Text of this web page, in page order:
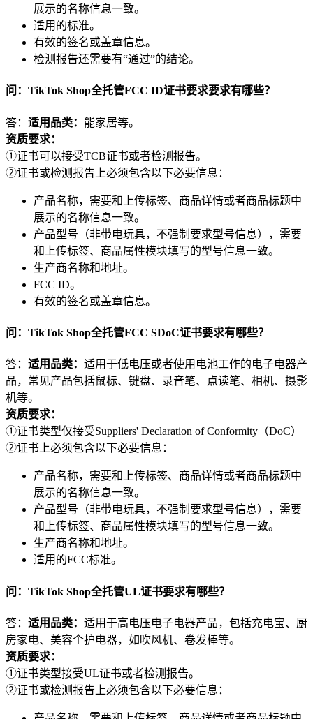
展示的名称信息一致。
适用的标准。
有效的签名或盖章信息。
检测报告还需要有“通过”的结论。
问：TikTok Shop全托管FCC ID证书要求要求有哪些？
答： 适用品类： 能家居等。
资质要求：
①证书可以接受TCB证书或者检测报告。
②证书或检测报告上必须包含以下必要信息：
产品名称，需要和上传标签、商品详情或者商品标题中
展示的名称信息一致。
产品型号（非带电玩具，不强制要求型号信息），需要
和上传标签、商品属性模块填写的型号信息一致。
生产商名称和地址。
FCC ID。
有效的签名或盖章信息。
问：TikTok Shop全托管FCC SDoC证书要求有哪些？
答： 适用品类： 适用于低电压或者使用电池工作的电子电器产
品，常见产品包括鼠标、键盘、录音笔、点读笔、相机、摄影
机等。
资质要求：
①证书类型仅接受Suppliers' Declaration of Conformity（DoC）
②证书上必须包含以下必要信息：
产品名称，需要和上传标签、商品详情或者商品标题中
展示的名称信息一致。
产品型号（非带电玩具，不强制要求型号信息），需要
和上传标签、商品属性模块填写的型号信息一致。
生产商名称和地址。
适用的FCC标准。
问：TikTok Shop全托管UL证书要求有哪些？
答： 适用品类： 适用于高电压电子电器产品，包括充电宝、厨
房家电、美容个护电器，如吹风机、卷发棒等。
资质要求：
①证书类型接受UL证书或者检测报告。
②证书或检测报告上必须包含以下必要信息：